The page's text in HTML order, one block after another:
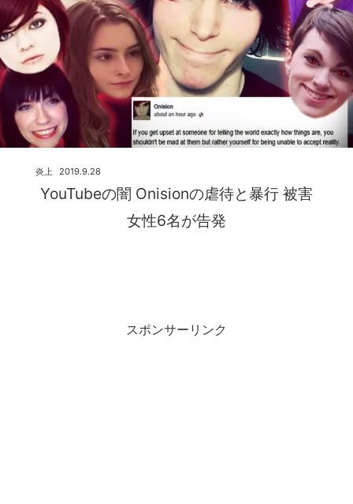
YouTubeの闇 Onisionの虐待と暴行 被害
女性6名が告発
2019.9.28
炎上
スポンサーリンク